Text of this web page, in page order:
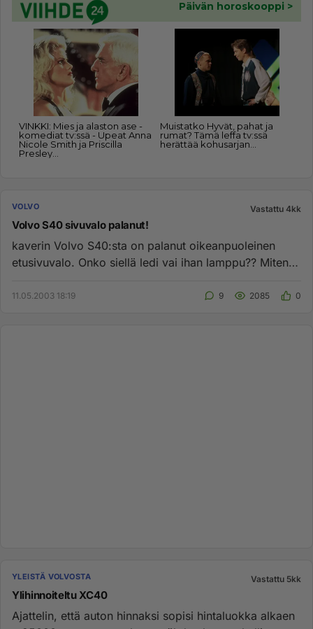
VOLVO Vastattu 4kk
Volvo S40 sivuvalo palanut!
kaverin Volvo S40:sta on palanut oikeanpuoleinen
etusivuvalo. Onko siellä ledi vai ihan lamppu?? Miten
11.05.2003 18:19 9 2085 0
YLEISTÄ VOLVOSTA Vastattu 5kk
Ylihinnoiteltu XC40
Ajattelin, että auton hinnaksi sopisi hintaluokka alkaen